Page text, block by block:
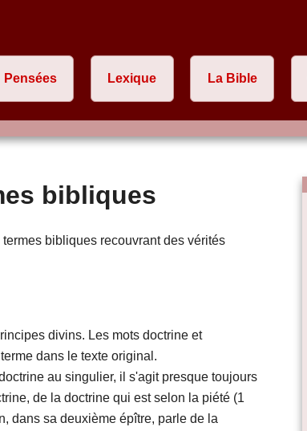
Pensées Lexique La Bible
bibliques
bibliques recouvrant des vérités
divins. Les mots doctrine et
dans le texte original.
au singulier, il s'agit presque toujours
de la doctrine qui est selon la piété (1
dans sa deuxième épître, parle de la